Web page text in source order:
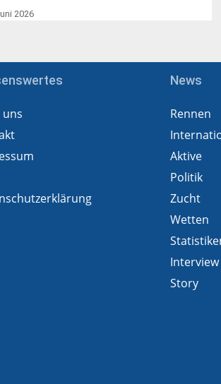
2026
News
Rennen
Aktive
Politik
Zucht
Wetten
Interview
Story